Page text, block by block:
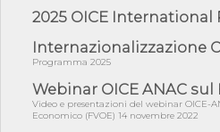
norme UE in m...
05/08/26 - DL Infrastrutture e
fiducia...
05/08/26 - Focus OICE sul DDL di
amminist...
05/08/26 - Anac: pubblicata la
2025 OICE International
Internazionalizzazione
Programma 2025
Webinar OICE ANAC sul
Video e presentazioni del webinar OICE-
Economico (FVOE) 14 novembre 2022